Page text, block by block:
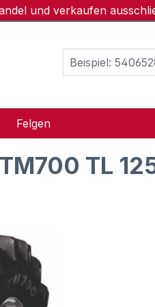
und verkaufen
Felgen
TL